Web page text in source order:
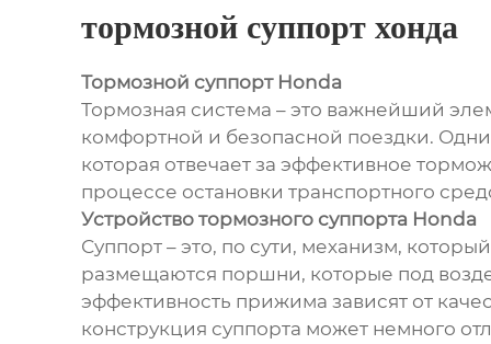
тормозной суппорт хонда
Тормозной суппорт Honda
Тормозная система – это важнейший
комфортной и безопасной поездки.
которая отвечает за эффективное
процессе остановки транспортного
Устройство тормозного суппорта Honda
Суппорт – это, по сути, механизм,
размещаются поршни, которые под
эффективность прижима зависят от
конструкция суппорта может немного